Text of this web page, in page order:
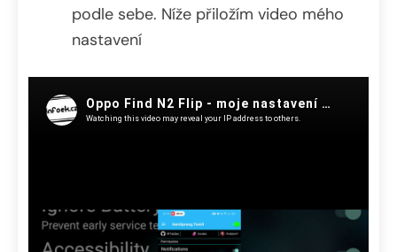
podle sebe. Níže přiložím video mého
nastavení